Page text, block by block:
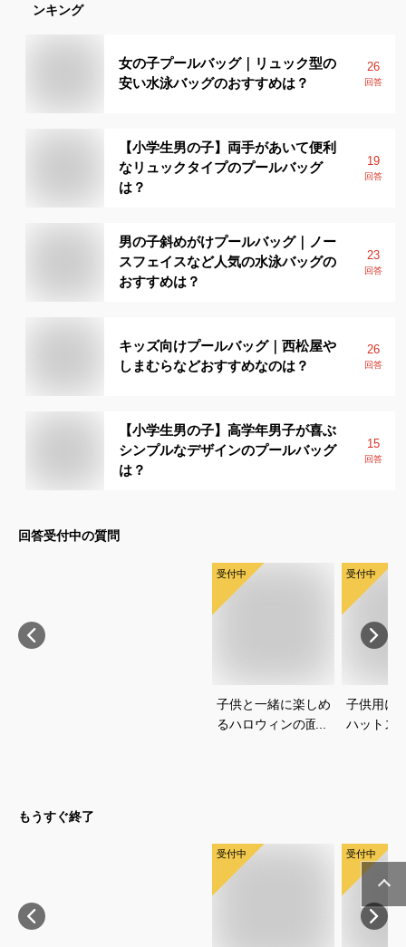
ンキング
女の子プールバッグ｜リュック型の
安い水泳バッグのおすすめは？
26
回答
【小学生男の子】両手があいて便利
なリュックタイプのプールバッグ
は？
19
回答
男の子斜めがけプールバッグ｜ノー
スフェイスなど人気の水泳バッグの
おすすめは？
23
回答
キッズ向けプールバッグ｜西松屋や
しまむらなどおすすめなのは？
26
回答
【小学生男の子】高学年男子が喜ぶ
シンプルなデザインのプールバッグ
は？
15
回答
回答受付中の質問
受付中
子供と一緒に楽しめ
るハロウィンの面白
受付中
子供用に
ハットス
もうすぐ終了
受付中 受付中